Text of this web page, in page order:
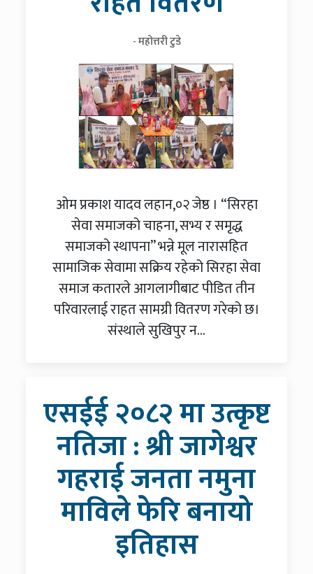
- महोत्तरी टुडे
ओम प्रकाश यादव लहान,०२ जेष्ठ । “सिरहा
सेवा समाजको चाहना, सभ्य र समृद्ध
समाजको स्थापना” भन्ने मूल नारासहित
सामाजिक सेवामा सक्रिय रहेको सिरहा सेवा
समाज कतारले आगलागीबाट पीडित तीन
परिवारलाई राहत सामग्री वितरण गरेको छ।
संस्थाले सुखिपुर न...
एसईई २०८२ मा उत्कृष्ट
नतिजा : श्री जागेश्वर
गहराई जनता नमुना
माविले फेरि बनायो
इतिहास